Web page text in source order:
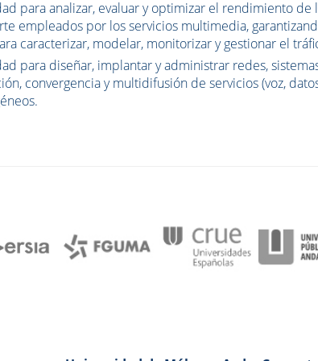
para analizar, evaluar y optimizar el rendimiento
empleados por los servicios multimedia,
caracterizar, modelar, monitorizar y gestionar el
para diseñar, implantar y administrar redes,
convergencia y multidifusión de servicios (voz,